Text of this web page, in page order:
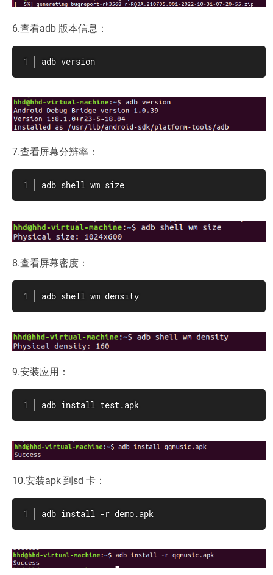
6.查看adb 版本信息：
adb version
7.查看屏幕分辨率：
adb shell wm size
8.查看屏幕密度：
adb shell wm density
9.安装应用：
adb install test.apk
10.安装apk 到sd 卡：
adb install -r demo.apk